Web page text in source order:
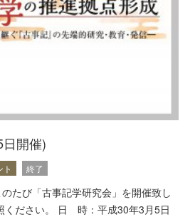
開催)
ト 終了
たび「古事記学研究会」を開催致し
ください。 日 時：平成30年3月5日